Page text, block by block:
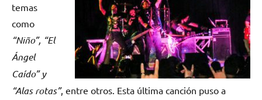
temas
como
“Niño”, “El
Ángel
Caído” y
“Alas rotas”, entre otros. Esta última canción puso a